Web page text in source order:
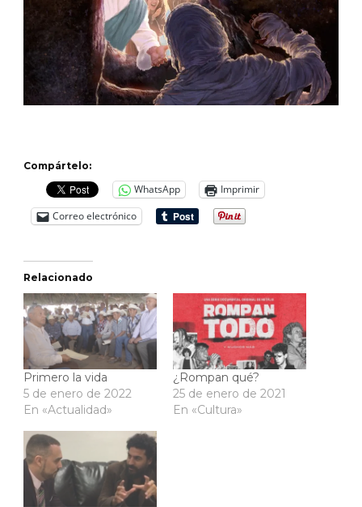
Compártelo:
WhatsApp
Imprimir
Correo electrónico
Relacionado
Primero la vida
5 de enero de 2022
En «Actualidad»
¿Rompan qué?
25 de enero de 2021
En «Cultura»